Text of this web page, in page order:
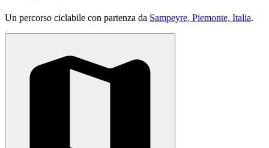
Un percorso ciclabile con partenza da Sampeyre, Piemonte, Italia.